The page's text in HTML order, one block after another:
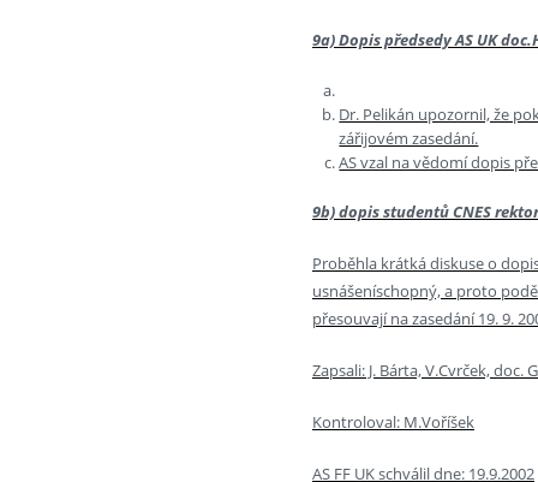
9a) Dopis předsedy AS UK
Dr. Pelikán upozornil, že
zářijovém zasedání.
AS vzal na vědomí dopis
9b) dopis studentů CNES
Proběhla krátká diskuse o
usnášeníschopný, a proto
přesouvají na zasedání 19. 9.
Zapsali: J. Bárta, V.Cvrček, doc.
Kontroloval: M.Voříšek
AS FF UK schválil dne: 19.9.2002